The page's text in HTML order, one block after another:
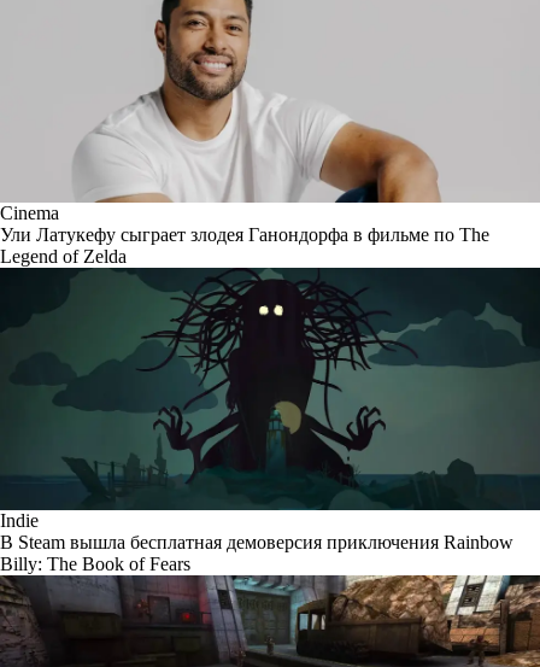
Cinema
Ули Латукефу сыграет злодея Ганондорфа в фильме по The
Legend of Zelda
Indie
В Steam вышла бесплатная демоверсия приключения Rainbow
Billy: The Book of Fears